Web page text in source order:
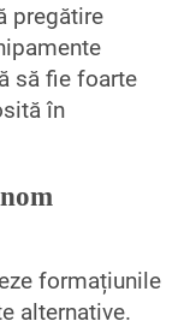
pregătire
să fie foarte
în
formațiunile
alternative.